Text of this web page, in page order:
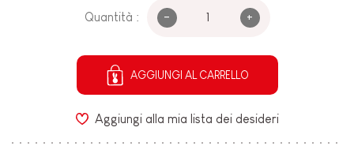
Quantità : - +
AGGIUNGI AL CARRELLO
Aggiungi alla mia lista dei desideri